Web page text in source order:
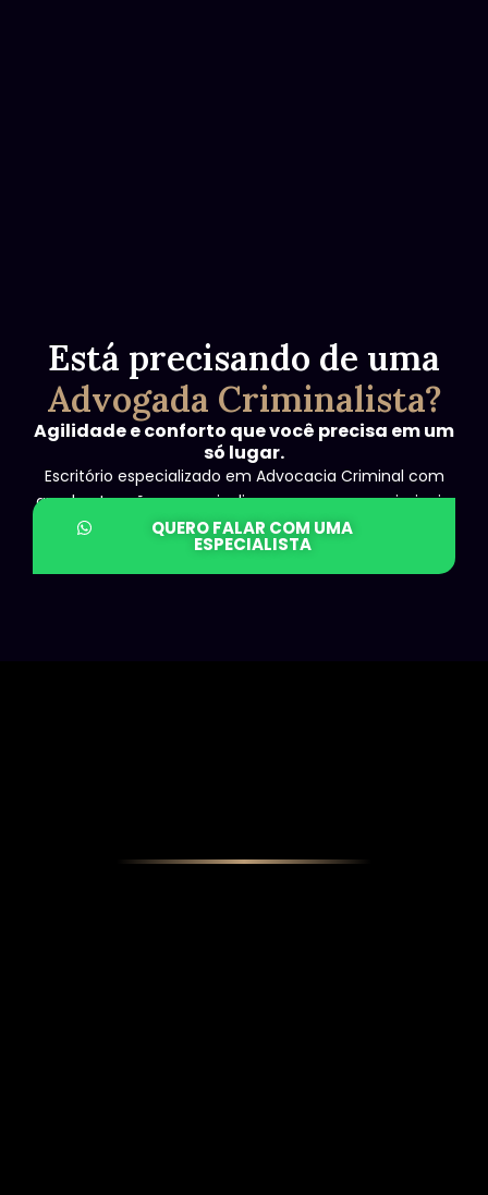
Está precisando de uma
Advogada Criminalista?
Agilidade e conforto que você precisa em um
só lugar.
Escritório especializado em Advocacia Criminal com
ampla atuação nos mais diversos processos criminais.
QUERO FALAR COM UMA
ESPECIALISTA